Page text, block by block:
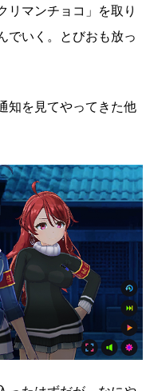
リマンチョコ」を取り
でいく。とびおも放っ
知を見てやってきた他